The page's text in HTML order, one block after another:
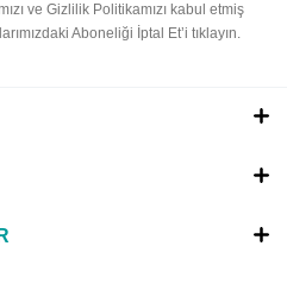
ve Gizlilik Politikamızı kabul etmiş
Aboneliği İptal Et’i tıklayın.